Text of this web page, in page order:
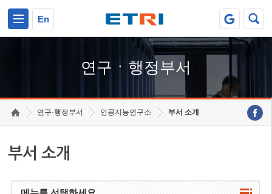
En
연구ㆍ행정부서
연구·행정부서 인공지능연구소 부서 소개
부서 소개